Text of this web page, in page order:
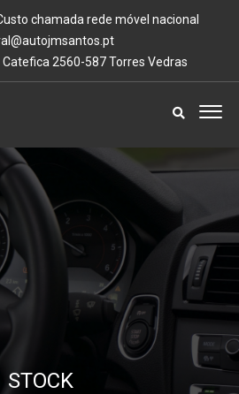
chamada rede móvel nacional
Catefica 2560-587 Torres Vedras
STOCK